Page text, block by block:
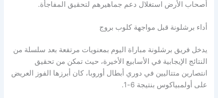
أصحاب الأرض استغلال دعم جماهيرهم لتحقيق المفاجأة.
أداء برشلونة قبل مواجهة كلوب بروج
يدخل فريق برشلونة مباراة اليوم بمعنويات مرتفعة بعد سلسلة من
النتائج الإيجابية في الأسابيع الأخيرة، حيث تمكن من تحقيق
انتصارين متتاليين في دوري أبطال أوروبا، كان أبرزها الفوز العريض
على أولمبياكوس بنتيجة 6-1.